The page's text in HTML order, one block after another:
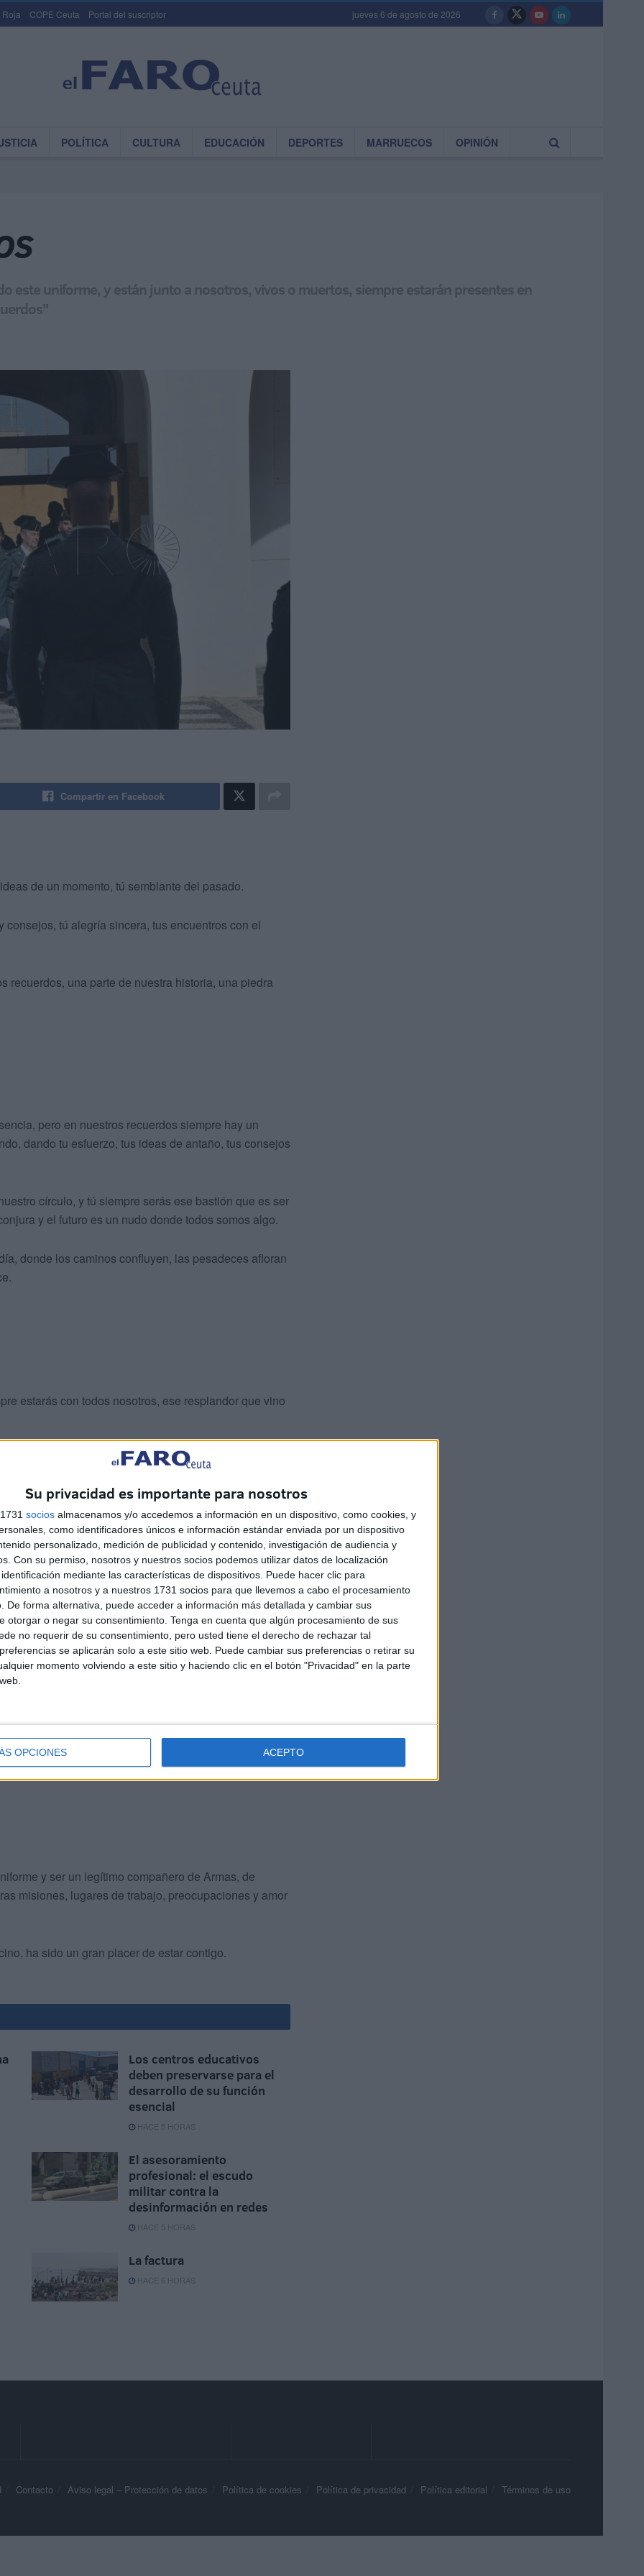
Su privacidad es importante para nosotros
socios almacenamos y/o accedemos a información en un dispositivo, como cookies, y
como identificadores únicos e información estándar enviada por un dispositivo
personalizado, medición de publicidad y contenido, investigación de audiencia y
Con su permiso, nosotros y nuestros socios podemos utilizar datos de localización
mediante las características de dispositivos. Puede hacer clic para
a nosotros y a nuestros 1731 socios para que llevemos a cabo el procesamiento
De forma alternativa, puede acceder a información más detallada y cambiar sus
otorgar o negar su consentimiento. Tenga en cuenta que algún procesamiento de sus
no requerir de su consentimiento, pero usted tiene el derecho de rechazar tal
se aplicarán solo a este sitio web. Puede cambiar sus preferencias o retirar su
momento volviendo a este sitio y haciendo clic en el botón "Privacidad" en la parte
OPCIONES ACEPTO
Roja COPE Ceuta Portal del suscriptor jueves 6 de agosto de 2026
POLÍTICA CULTURA EDUCACIÓN DEPORTES MARRUECOS OPINIÓN
este uniforme, y están junto a nosotros, vivos o muertos, siempre estarán presentes en
Compartir en Facebook
de un momento, tú semblante del pasado.
tú alegría sincera, tus encuentros con el
recuerdos, una parte de nuestra historia, una piedra
pero en nuestros recuerdos siempre hay un
dando tu esfuerzo, tus ideas de antaño, tus consejos
círculo, y tú siempre serás ese bastión que es ser
y el futuro es un nudo donde todos somos algo.
donde los caminos confluyen, las pesadeces afloran
estarás con todos nosotros, ese resplandor que vino
palabra nuestra sirve para hacer vivir esos días
lugar que se entra y que jamás se sale, ya que quedas
ese Benemérito Instituto, que me dió su beneplácito, su
en cada acción que se haga en favor de nuestra
sus casas y que hoy tienen el recuerdo, tanto de
y ser un legítimo compañero de Armas, de
misiones, lugares de trabajo, preocupaciones y amor
ha sido un gran placer de estar contigo.
Los centros educativos
deben preservarse para el
desarrollo de su función
esencial
HACE 5 HORAS
El asesoramiento
profesional: el escudo
militar contra la
desinformación en redes
HACE 5 HORAS
La factura
HACE 6 HORAS
Contacto Aviso legal – Protección de datos Política de cookies Política de privacidad Política editorial Términos de uso